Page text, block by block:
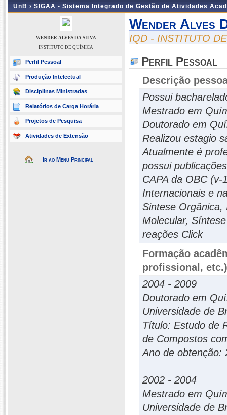
UnB › SIGAA - Sistema Integrado de Gestão de Atividades
WENDER ALVES DA SILVA
INSTITUTO DE QUÍMICA
Perfil Pessoal
Produção Intelectual
Disciplinas Ministradas
Relatórios de Carga Horária
Projetos de Pesquisa
Atividades de Extensão
Ir ao Menu Principal
Wender Alves
IQD - INSTITUTO
Perfil Pessoal
Descrição
Possui
Mestrado em
Doutorado em
Realizou estagio
Atualmente é
possui
CAPA da OBC
Internacionais e
Sintese Orgânica,
Molecular,
reações Click
Formação
profissional, etc.)
2004 - 2009
Doutorado em
Universidade de
Título: Estudo de
de Compostos
Ano de obtenção:
2002 - 2004
Mestrado em
Universidade de